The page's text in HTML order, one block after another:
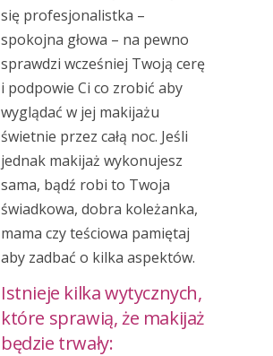
się profesjonalistka –
spokojna głowa – na pewno
sprawdzi wcześniej Twoją cerę
i podpowie Ci co zrobić aby
wyglądać w jej makijażu
świetnie przez całą noc. Jeśli
jednak makijaż wykonujesz
sama, bądź robi to Twoja
świadkowa, dobra koleżanka,
mama czy teściowa pamiętaj
aby zadbać o kilka aspektów.
Istnieje kilka wytycznych,
które sprawią, że makijaż
będzie trwały: